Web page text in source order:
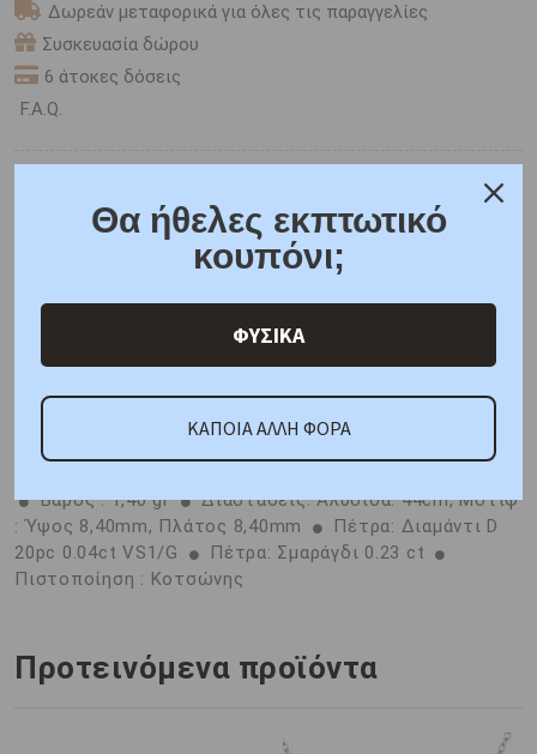
Δωρεάν μεταφορικά για όλες τις παραγγελίες
Συσκευασία δώρου
6 άτοκες δόσεις
F.A.Q.
SHARE THE LOVE
Κριτικές
Βάρος : 1,40 gr
Διαστάσεις: Aλυσίδα: 44cm, Μοτίφ
: Ύψος 8,40mm, Πλάτος 8,40mm
Πέτρα: Διαμάντι D
20pc 0.04ct VS1/G
Πέτρα: Σμαράγδι 0.23 ct
Πιστοποίηση : Κοτσώνης
Προτεινόμενα προϊόντα
Θα ήθελες εκπτωτικό
κουπόνι;
ΦΥΣΙΚΑ
ΚΑΠΟΙΑ ΑΛΛΗ ΦΟΡΑ